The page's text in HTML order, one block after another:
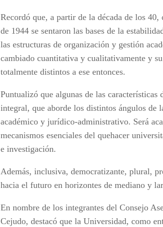
Recordó que, a partir de la década de los
de 1944 se sentaron las bases de la
las estructuras de organización y gestión
cambiado cuantitativa y cualitativamente y
totalmente distintos a ese entonces.
Puntualizó que algunas de las características
integral, que aborde los distintos ángulos
académico y jurídico-administrativo. Será
mecanismos esenciales del quehacer
e investigación.
Además, inclusiva, democratizante, plural,
hacia el futuro en horizontes de mediano y
En nombre de los integrantes del Consejo
Cejudo, destacó que la Universidad, como